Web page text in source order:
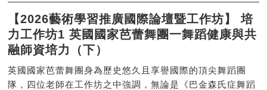
【2026藝術學習推廣國際論壇暨工作坊】 培
力工作坊1 英國國家芭蕾舞團一舞蹈健康與共
融師資培力（下）
英國國家芭蕾舞團身為歷史悠久且享譽國際的頂尖舞蹈團
隊，四位老師在工作坊之中強調，無論是《巴金森氏症舞蹈